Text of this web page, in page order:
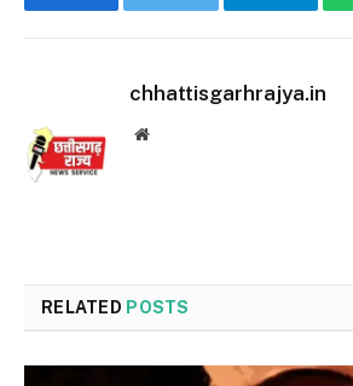
Facebook Twitter Telegram
chhattisgarhrajya.in
Website
RELATED POSTS